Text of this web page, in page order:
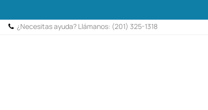
¿Necesitas ayuda? Llámanos: (201) 325-1318